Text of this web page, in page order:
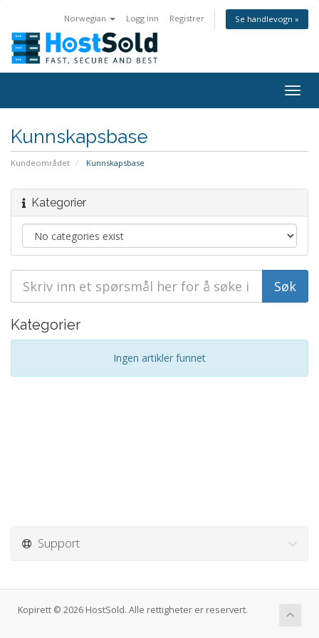
Norwegian Logg inn Registrer Se handlevogn »
Kunnskapsbase
Kundeområdet Kunnskapsbase
Kategorier
Kategorier
Ingen artikler funnet
Support
Kopirett © 2026 HostSold. Alle rettigheter er reservert.